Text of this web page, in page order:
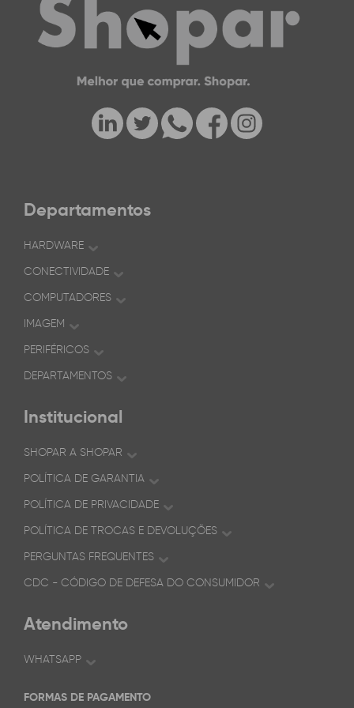
Departamentos
HARDWARE
CONECTIVIDADE
COMPUTADORES
IMAGEM
PERIFÉRICOS
DEPARTAMENTOS
Institucional
SHOPAR A SHOPAR
POLÍTICA DE GARANTIA
POLÍTICA DE PRIVACIDADE
POLÍTICA DE TROCAS E DEVOLUÇÕES
PERGUNTAS FREQUENTES
CDC - CÓDIGO DE DEFESA DO CONSUMIDOR
Atendimento
WHATSAPP
FORMAS DE PAGAMENTO